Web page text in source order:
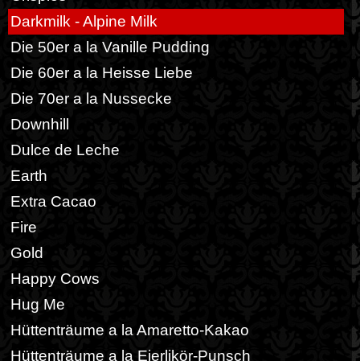
Darkmilk - Alpine Milk
Die 50er a la Vanille Pudding
Die 60er a la Heisse Liebe
Die 70er a la Nussecke
Downhill
Dulce de Leche
Earth
Extra Cacao
Fire
Gold
Happy Cows
Hug Me
Hüttenträume a la Amaretto-Kakao
Hüttenträume a la Eierlikör-Punsch